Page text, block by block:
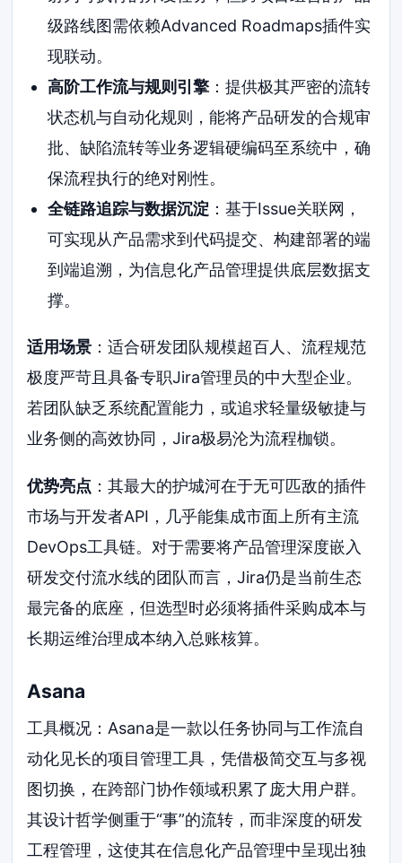
级路线图需依赖Advanced Roadmaps插件实
现联动。
高阶工作流与规则引擎：提供极其严密的流转
状态机与自动化规则，能将产品研发的合规审
批、缺陷流转等业务逻辑硬编码至系统中，确
保流程执行的绝对刚性。
全链路追踪与数据沉淀：基于Issue关联网，
可实现从产品需求到代码提交、构建部署的端
到端追溯，为信息化产品管理提供底层数据支
撑。
适用场景 ：适合研发团队规模超百人、流程规范
极度严苛且具备专职Jira管理员的中大型企业。
若团队缺乏系统配置能力，或追求轻量级敏捷与
业务侧的高效协同，Jira极易沦为流程枷锁。
优势亮点 ：其最大的护城河在于无可匹敌的插件
市场与开发者API，几乎能集成市面上所有主流
DevOps工具链。对于需要将产品管理深度嵌入
研发交付流水线的团队而言，Jira仍是当前生态
最完备的底座，但选型时必须将插件采购成本与
长期运维治理成本纳入总账核算。
Asana
工具概况：Asana是一款以任务协同与工作流自
动化见长的项目管理工具，凭借极简交互与多视
图切换，在跨部门协作领域积累了庞大用户群。
其设计哲学侧重于“事”的流转，而非深度的研发
工程管理，这使其在信息化产品管理中呈现出独